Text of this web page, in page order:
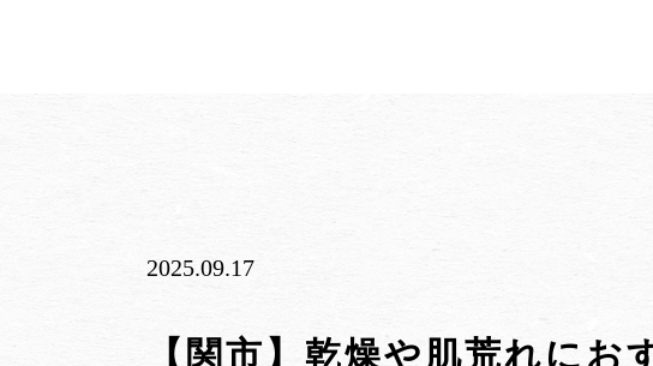
2025.09.17
【関市】乾燥や肌荒れにお